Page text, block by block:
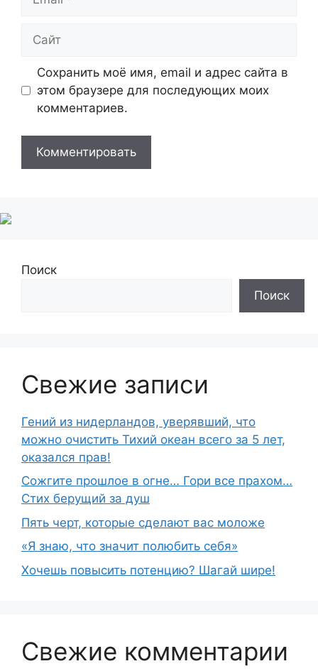
Сайт
Сохранить моё имя, email и адрес сайта в
этом браузере для последующих моих
комментариев.
Поиск
Поиск
Свежие записи
Гений из нидерландов, уверявший, что
можно очистить Тихий океан всего за 5 лет,
оказался прав!
Сожгите прошлое в огне… Гори все прахом…
Стих берущий за душ
Пять черт, которые сделают вас моложе
«Я знаю, что значит полюбить себя»
Хочешь повысить потенцию? Шагай шире!
Свежие комментарии